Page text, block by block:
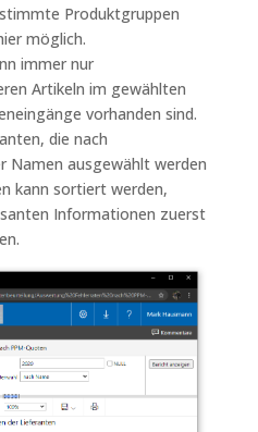
Produktgruppen
möglich.
immer nur
Artikeln im gewählten
vorhanden sind.
die nach
Namen ausgewählt werden
kann sortiert werden,
Informationen zuerst